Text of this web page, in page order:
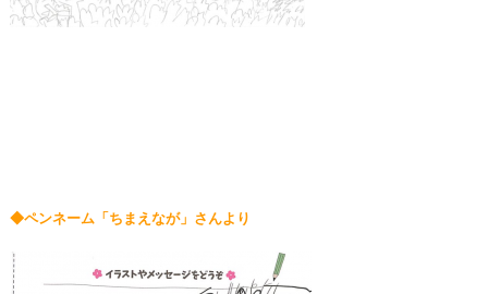
◆ペンネーム「ちまえなが」さんより